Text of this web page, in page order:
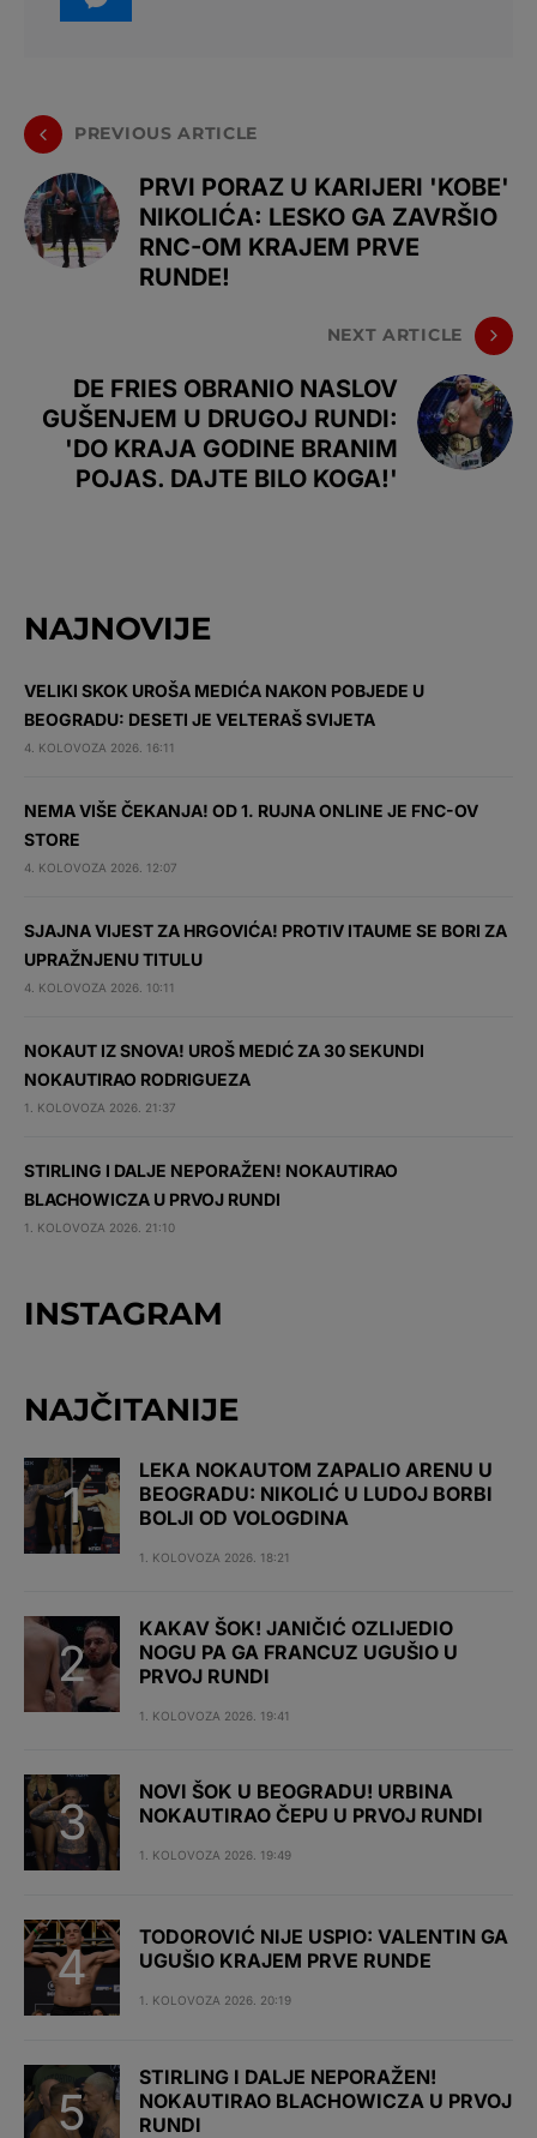
PREVIOUS ARTICLE
PRVI PORAZ U KARIJERI 'KOBE'
NIKOLIĆA: LESKO GA ZAVRŠIO
RNC-OM KRAJEM PRVE
RUNDE!
NEXT ARTICLE
DE FRIES OBRANIO NASLOV
GUŠENJEM U DRUGOJ RUNDI:
'DO KRAJA GODINE BRANIM
POJAS. DAJTE BILO KOGA!'
NAJNOVIJE
VELIKI SKOK UROŠA MEDIĆA NAKON POBJEDE U
BEOGRADU: DESETI JE VELTERAŠ SVIJETA
4. KOLOVOZA 2026. 16:11
NEMA VIŠE ČEKANJA! OD 1. RUJNA ONLINE JE FNC-OV
STORE
4. KOLOVOZA 2026. 12:07
SJAJNA VIJEST ZA HRGOVIĆA! PROTIV ITAUME SE BORI ZA
UPRAŽNJENU TITULU
4. KOLOVOZA 2026. 10:11
NOKAUT IZ SNOVA! UROŠ MEDIĆ ZA 30 SEKUNDI
NOKAUTIRAO RODRIGUEZA
1. KOLOVOZA 2026. 21:37
STIRLING I DALJE NEPORAŽEN! NOKAUTIRAO
BLACHOWICZA U PRVOJ RUNDI
1. KOLOVOZA 2026. 21:10
INSTAGRAM
NAJČITANIJE
LEKA NOKAUTOM ZAPALIO ARENU U
BEOGRADU: NIKOLIĆ U LUDOJ BORBI
BOLJI OD VOLOGDINA
1. KOLOVOZA 2026. 18:21
KAKAV ŠOK! JANIČIĆ OZLIJEDIO
NOGU PA GA FRANCUZ UGUŠIO U
PRVOJ RUNDI
1. KOLOVOZA 2026. 19:41
NOVI ŠOK U BEOGRADU! URBINA
NOKAUTIRAO ČEPU U PRVOJ RUNDI
1. KOLOVOZA 2026. 19:49
TODOROVIĆ NIJE USPIO: VALENTIN GA
UGUŠIO KRAJEM PRVE RUNDE
1. KOLOVOZA 2026. 20:19
STIRLING I DALJE NEPORAŽEN!
NOKAUTIRAO BLACHOWICZA U PRVOJ
RUNDI